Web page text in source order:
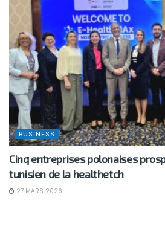
BUSINESS
Cinq entreprises polonaises
tunisien de la healthetch
27 MARS 2026